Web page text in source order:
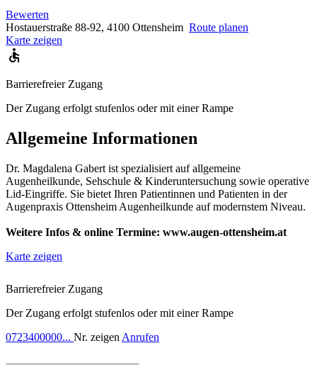
Bewerten
Hostauerstraße 88-92, 4100 Ottensheim Route planen
Karte zeigen
Barrierefreier Zugang
Der Zugang erfolgt stufenlos oder mit einer Rampe
Allgemeine Informationen
Dr. Magdalena Gabert ist spezialisiert auf allgemeine
Augenheilkunde, Sehschule & Kinderuntersuchung sowie operative
Lid-Eingriffe. Sie bietet Ihren Patientinnen und Patienten in der
Augenpraxis Ottensheim Augenheilkunde auf modernstem Niveau.
Weitere Infos & online Termine: www.augen-ottensheim.at
Karte zeigen
Barrierefreier Zugang
Der Zugang erfolgt stufenlos oder mit einer Rampe
0723400000... Nr. zeigen Anrufen